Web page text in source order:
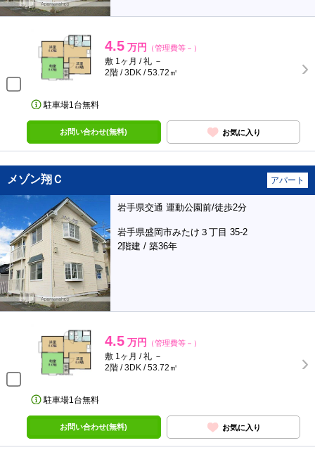
4.5 万円 （管理費等－）
敷 1ヶ月 / 礼 －
2階 / 3DK / 53.72㎡
駐車場1台無料
お問い合わせ(無料) お気に入り
メゾン翔Ｃ アパート
岩手県交通 運動公園前/徒歩2分
岩手県盛岡市みたけ３丁目 35-2
2階建 / 築36年
4.5 万円 （管理費等－）
敷 1ヶ月 / 礼 －
2階 / 3DK / 53.72㎡
駐車場1台無料
お問い合わせ(無料) お気に入り